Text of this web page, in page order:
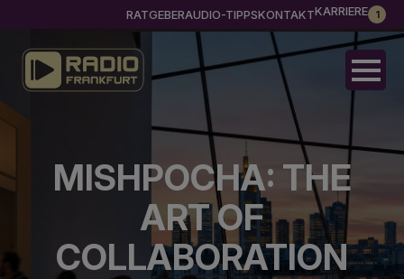
RATGEBERAUDIO-TIPPSKONTAKTKARRIERE 1
MISHPOCHA: THE
ART OF
COLLABORATION